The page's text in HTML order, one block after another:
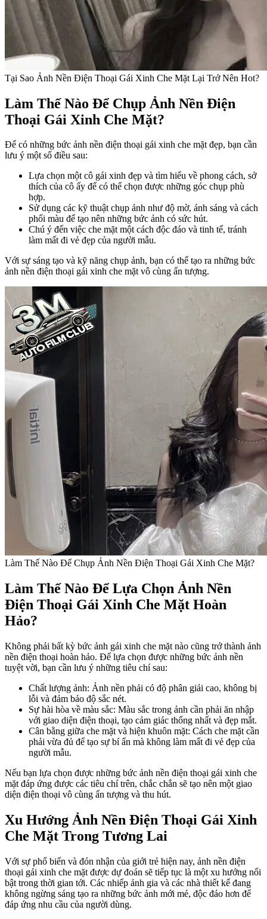
Tại Sao Ảnh Nền Điện Thoại Gái Xinh Che Mặt Lại Trở Nên Hot?
Làm Thế Nào Để Chụp Ảnh Nền Điện
Thoại Gái Xinh Che Mặt?
Để có những bức ảnh nền điện thoại gái xinh che mặt đẹp, bạn cần
lưu ý một số điều sau:
Lựa chọn một cô gái xinh đẹp và tìm hiểu về phong cách, sở
thích của cô ấy để có thể chọn được những góc chụp phù
hợp.
Sử dụng các kỹ thuật chụp ảnh như độ mờ, ánh sáng và cách
phối màu để tạo nên những bức ảnh có sức hút.
Chú ý đến việc che mặt một cách độc đáo và tinh tế, tránh
làm mất đi vẻ đẹp của người mẫu.
Với sự sáng tạo và kỹ năng chụp ảnh, bạn có thể tạo ra những bức
ảnh nền điện thoại gái xinh che mặt vô cùng ấn tượng.
Làm Thế Nào Để Chụp Ảnh Nền Điện Thoại Gái Xinh Che Mặt?
Làm Thế Nào Để Lựa Chọn Ảnh Nền
Điện Thoại Gái Xinh Che Mặt Hoàn
Hảo?
Không phải bất kỳ bức ảnh gái xinh che mặt nào cũng trở thành ảnh
nền điện thoại hoàn hảo. Để lựa chọn được những bức ảnh nền
tuyệt vời, bạn cần lưu ý những tiêu chí sau:
Chất lượng ảnh: Ảnh nền phải có độ phân giải cao, không bị
lỗi và đảm bảo độ sắc nét.
Sự hài hòa về màu sắc: Màu sắc trong ảnh cần phải ăn nhập
với giao diện điện thoại, tạo cảm giác thống nhất và đẹp mắt.
Cân bằng giữa che mặt và hiện khuôn mặt: Cách che mặt cần
phải vừa đủ để tạo sự bí ẩn mà không làm mất đi vẻ đẹp của
người mẫu.
Nếu bạn lựa chọn được những bức ảnh nền điện thoại gái xinh che
mặt đáp ứng được các tiêu chí trên, chắc chắn sẽ tạo nên một giao
diện điện thoại vô cùng ấn tượng và thu hút.
Xu Hướng Ảnh Nền Điện Thoại Gái Xinh
Che Mặt Trong Tương Lai
Với sự phổ biến và đón nhận của giới trẻ hiện nay, ảnh nền điện
thoại gái xinh che mặt được dự đoán sẽ tiếp tục là một xu hướng nổi
bật trong thời gian tới. Các nhiếp ảnh gia và các nhà thiết kế đang
không ngừng sáng tạo ra những bức ảnh mới mẻ, độc đáo hơn để
đáp ứng nhu cầu của người dùng.